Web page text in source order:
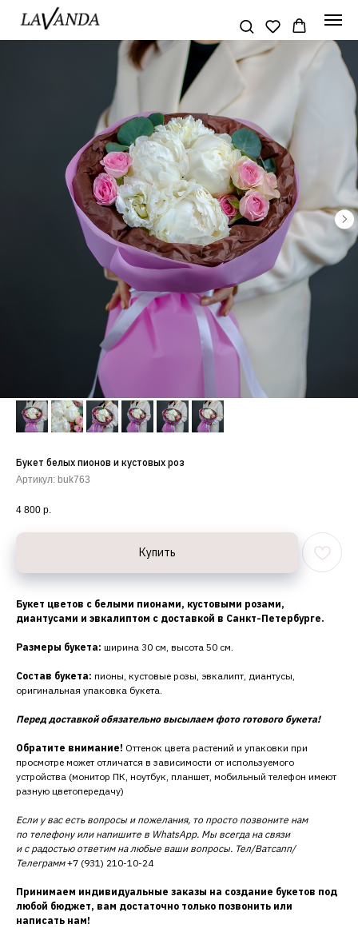
Букет белых пионов и кустовых роз
Артикул: buk763
4 800 р.
Купить
Букет цветов с белыми пионами, кустовыми розами,
диантусами и эвкалиптом с доставкой в Санкт-Петербурге.
Размеры букета: ширина 30 см, высота 50 см.
Состав букета: пионы, кустовые розы, эвкалипт, диантусы,
оригинальная упаковка букета.
Перед доставкой обязательно высылаем фото готового букета!
Обратите внимание! Оттенок цвета растений и упаковки при
просмотре может отличатся в зависимости от используемого
устройства (монитор ПК, ноутбук, планшет, мобильный телефон имеют
разную цветопередачу)
Если у вас есть вопросы и пожелания, то просто позвоните нам
по телефону или напишите в WhatsApp. Мы всегда на связи
и с радостью ответим на любые ваши вопросы. Тел/Ватсапп/
Телеграмм+7 (931) 210-10-24
Принимаем индивидуальные заказы на создание букетов под
любой бюджет, вам достаточно только позвонить или
написать нам!